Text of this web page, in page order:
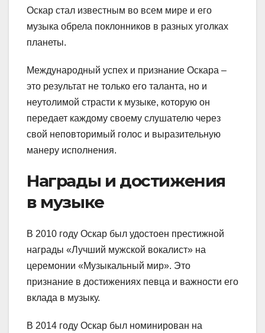
Оскар стал известным во всем мире и его
музыка обрела поклонников в разных уголках
планеты.
Международный успех и признание Оскара –
это результат не только его таланта, но и
неутолимой страсти к музыке, которую он
передает каждому своему слушателю через
свой неповторимый голос и выразительную
манеру исполнения.
Награды и достижения
в музыке
В 2010 году Оскар был удостоен престижной
награды «Лучший мужской вокалист» на
церемонии «Музыкальный мир». Это
признание в достижениях певца и важности его
вклада в музыку.
В 2014 году Оскар был номинирован на